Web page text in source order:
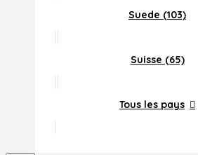
Suede (103)
Suisse (65)
Tous les pays